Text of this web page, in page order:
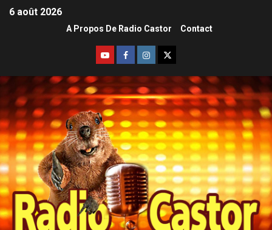
6 août 2026
A Propos De Radio Castor Contact